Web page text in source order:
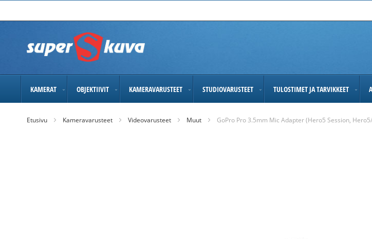
to
KAMERAT OBJEKTIIVIT KAMERAVARUSTEET STUDIOVARUSTEET TULOSTIMET JA TARVIKKEET
Etusivu Kameravarusteet Videovarusteet Muut GoPro Pro 3.5mm Mic Adapter (Hero5 Session,